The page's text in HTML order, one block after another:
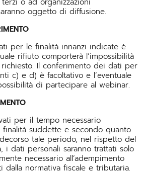
oggetto di diffusione.
per le finalità innanzi indicate è
rifiuto comporterà l’impossibilità
Il conferimento dei dati per
c) e d) è facoltativo e l’eventuale
di partecipare al webinar.
per il tempo necessario
finalità suddette e secondo quanto
tale periodo, nel rispetto del
i dati personali saranno trattati solo
necessario all’adempimento
normativa fiscale e tributaria.